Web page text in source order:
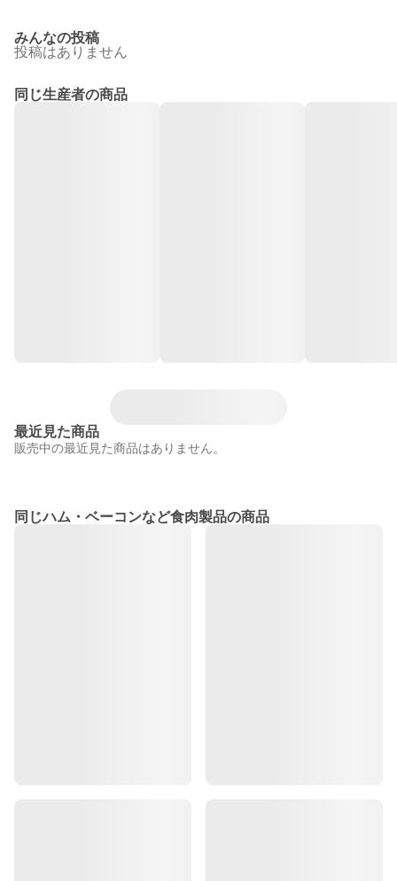
みんなの投稿
投稿はありません
同じ生産者の商品
最近見た商品
販売中の最近見た商品はありません。
同じハム・ベーコンなど食肉製品の商品